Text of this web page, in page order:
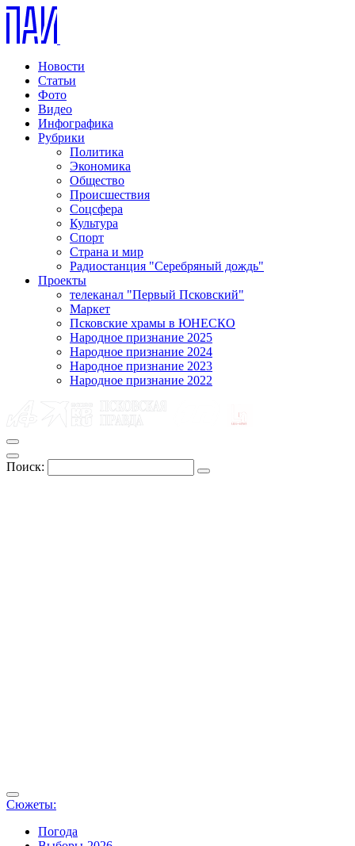
Новости
Статьи
Фото
Видео
Инфографика
Рубрики
Политика
Экономика
Общество
Происшествия
Соцсфера
Культура
Спорт
Страна и мир
Радиостанция "Серебряный дождь"
Проекты
телеканал "Первый Псковский"
Маркет
Псковские храмы в ЮНЕСКО
Народное признание 2025
Народное признание 2024
Народное признание 2023
Народное признание 2022
Поиск:
Сюжеты:
Погода